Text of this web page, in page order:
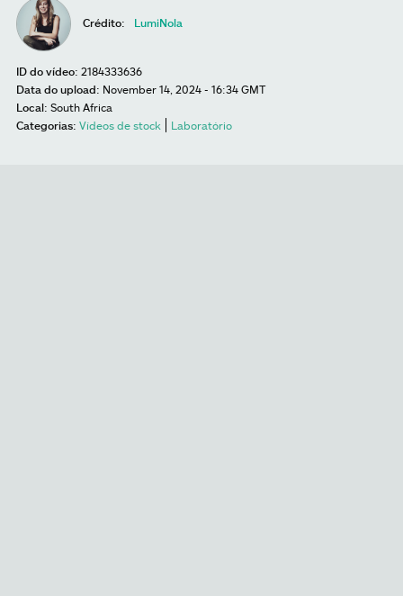
Crédito: LumiNola
ID do vídeo: 2184333636
Data do upload: November 14, 2024 - 16:34 GMT
Local: South Africa
Categorias: Vídeos de stock Laboratório